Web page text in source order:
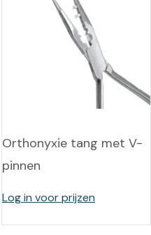
Orthonyxie tang met V-
pinnen
Log in voor prijzen